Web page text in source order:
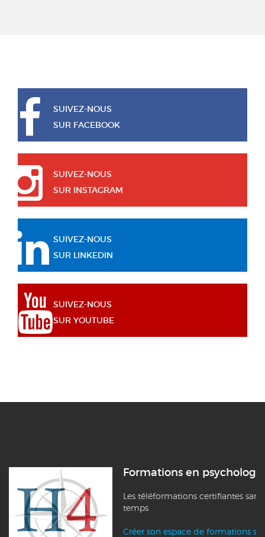
SUIVEZ-NOUS
SUR FACEBOOK
SUIVEZ-NOUS
SUR INSTAGRAM
SUIVEZ-NOUS
SUR LINKEDIN
SUIVEZ-NOUS
SUR YOUTUBE
Formations en psychologie
Les téléformations certifiantes
temps
Créer son espace de formations